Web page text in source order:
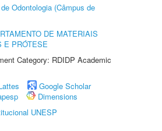
Odontologia (Câmpus de
DE MATERIAIS
E PRÓTESE
Category: RDIDP Academic
Google Scholar
Dimensions
UNESP